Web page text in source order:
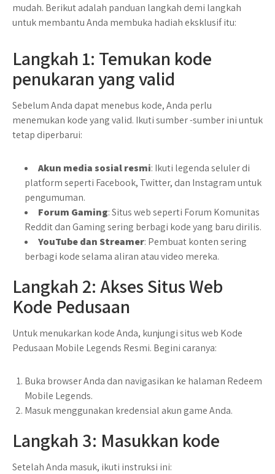
mudah. Berikut adalah panduan langkah demi langkah
untuk membantu Anda membuka hadiah eksklusif itu:
Langkah 1: Temukan kode
penukaran yang valid
Sebelum Anda dapat menebus kode, Anda perlu
menemukan kode yang valid. Ikuti sumber -sumber ini untuk
tetap diperbarui:
Akun media sosial resmi: Ikuti legenda seluler di
platform seperti Facebook, Twitter, dan Instagram untuk
pengumuman.
Forum Gaming: Situs web seperti Forum Komunitas
Reddit dan Gaming sering berbagi kode yang baru dirilis.
YouTube dan Streamer: Pembuat konten sering
berbagi kode selama aliran atau video mereka.
Langkah 2: Akses Situs Web
Kode Pedusaan
Untuk menukarkan kode Anda, kunjungi situs web Kode
Pedusaan Mobile Legends Resmi. Begini caranya:
Buka browser Anda dan navigasikan ke halaman Redeem
Mobile Legends.
Masuk menggunakan kredensial akun game Anda.
Langkah 3: Masukkan kode
Setelah Anda masuk, ikuti instruksi ini: